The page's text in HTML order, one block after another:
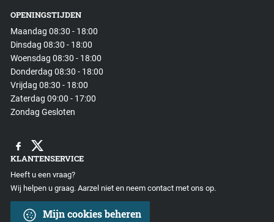
OPENINGSTIJDEN
Maandag 08:30 - 18:00
Dinsdag 08:30 - 18:00
Woensdag 08:30 - 18:00
Donderdag 08:30 - 18:00
Vrijdag 08:30 - 18:00
Zaterdag 09:00 - 17:00
Zondag Gesloten
KLANTENSERVICE
Heeft u een vraag?
Wij helpen u graag. Aarzel niet en neem contact met ons op.
Mijn cookies beheren